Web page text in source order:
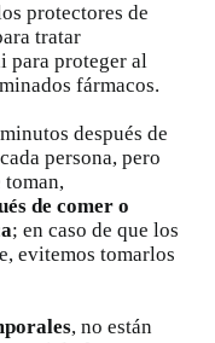
protectores de
tratar
para proteger al
fármacos.
después de
persona, pero
toman,
de comer o
; en caso de que los
evitemos tomarlos
, no están